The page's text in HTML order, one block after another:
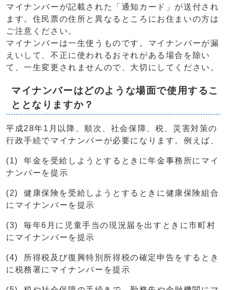
マイナンバーが記載された「通知カード」が送付され
ます。住民票の住所と異なるところにお住まいの方は
ご注意ください。
マイナンバーは一生使うものです。マイナンバーが漏
えいして、不正に使われるおそれがある場合を除い
て、一生変更されませんので、大切にしてください。
マイナンバーはどのような場面で使用するこ
ととなりますか？
平成28年1月以降、順次、社会保障、税、災害対策の
行政手続でマイナンバーが必要になります。例えば、
(1) 年金を受給しようとするときに年金事務所にマイ
ナンバーを提示
(2) 健康保険を受給しようとするときに健康保険組合
にマイナンバーを提示
(3) 毎年6月に児童手当の現況届を出すときに市町村
にマイナンバーを提示
(4) 所得税及び復興特別所得税の確定申告をするとき
に税務署にマイナンバーを提示